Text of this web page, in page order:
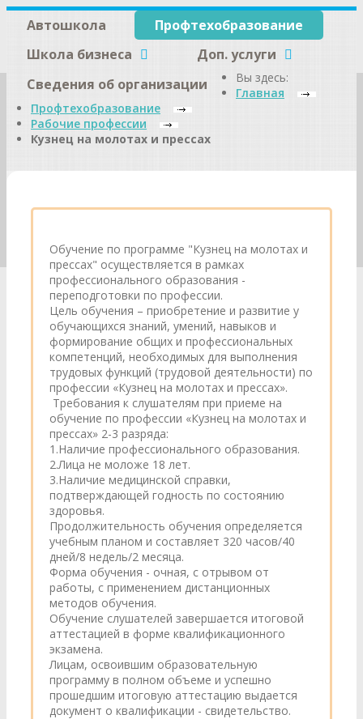
Автошкола
Профтехобразование
Школа бизнеса
Доп. услуги
Сведения об организации
Вы здесь:
Главная
Профтехобразование
Рабочие профессии
Кузнец на молотах и прессах
Обучение по программе "Кузнец на молотах и
прессах" осуществляется в рамках
профессионального образования -
переподготовки по профессии.
Цель обучения – приобретение и развитие у
обучающихся знаний, умений, навыков и
формирование общих и профессиональных
компетенций, необходимых для выполнения
трудовых функций (трудовой деятельности) по
профессии «Кузнец на молотах и прессах».
Требования к слушателям при приеме на
обучение по профессии «Кузнец на молотах и
прессах» 2-3 разряда:
1.Наличие профессионального образования.
2.Лица не моложе 18 лет.
3.Наличие медицинской справки,
подтверждающей годность по состоянию
здоровья.
Продолжительность обучения определяется
учебным планом и составляет 320 часов/40
дней/8 недель/2 месяца.
Форма обучения - очная, с отрывом от
работы, с применением дистанционных
методов обучения.
Обучение слушателей завершается итоговой
аттестацией в форме квалификационного
экзамена.
Лицам, освоившим образовательную
программу в полном объеме и успешно
прошедшим итоговую аттестацию выдается
документ о квалификации - свидетельство.